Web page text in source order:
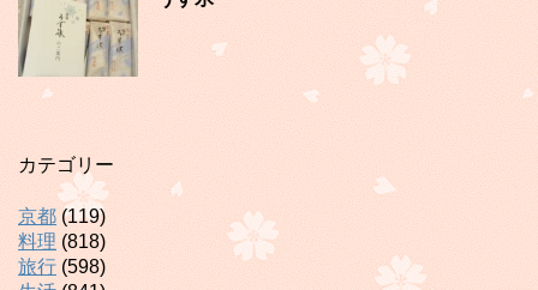
カテゴリー
京都 (119)
料理 (818)
旅行 (598)